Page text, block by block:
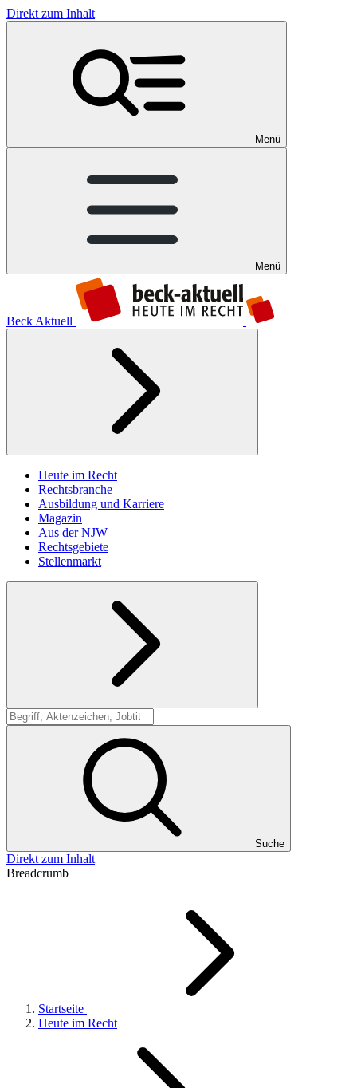
Direkt zum Inhalt
Menü
Menü
Beck Aktuell
Heute im Recht
Rechtsbranche
Ausbildung und Karriere
Magazin
Aus der NJW
Rechtsgebiete
Stellenmarkt
Suche
Suche
Direkt zum Inhalt
Breadcrumb
Startseite
Heute im Recht